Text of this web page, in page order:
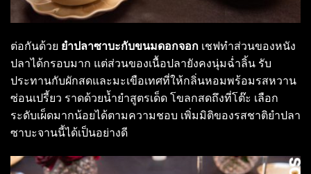
ต่อกันด้วย ยำปลาซาบะกับขนมดอกจอก เชฟทำส่วนของหนัง
ปลาได้กรอบมาก แต่ส่วนของเนื้อปลายังคงนุ่มฉ่ำลิ้น รับ
ประทานกับผักสดและมะเขือเทศที่ให้กลิ่นหอมพร้อมรสหวาน
ซ่อนเปรี้ยว ราดด้วยน้ำยำสูตรเด็ด โขลกสดถึงที่โต๊ะ เลือก
ระดับเผ็ดมากน้อยได้ตามความชอบ เพิ่มมิติของรสชาติยำปลา
ซาบะจานนี้ได้เป็นอย่างดี